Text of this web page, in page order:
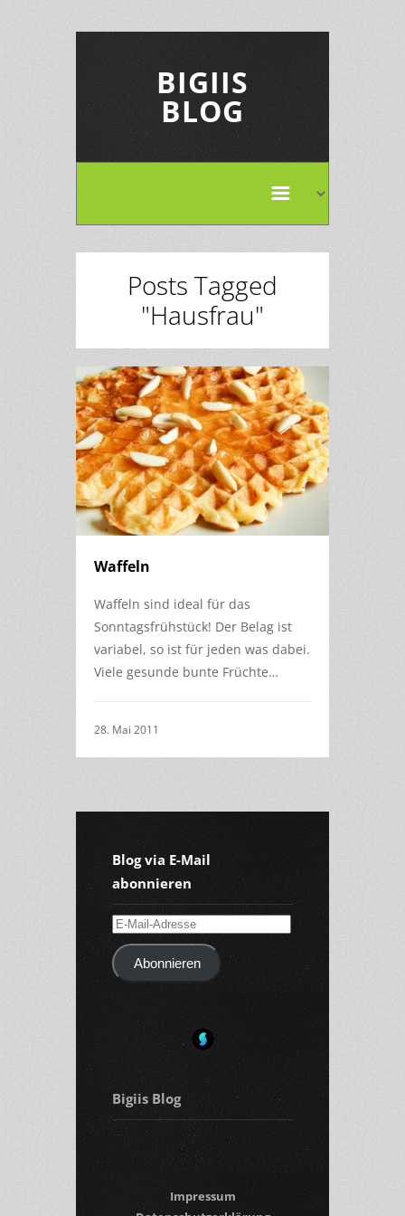
BIGIIS
BLOG
Posts Tagged
"Hausfrau"
Waffeln
Waffeln sind ideal für das
Sonntagsfrühstück! Der Belag ist
variabel, so ist für jeden was dabei.
Viele gesunde bunte Früchte…
28. Mai 2011
Blog via E-Mail
abonnieren
E-
Mail-
AdresseAbonnieren
Bigiis Blog
Impressum